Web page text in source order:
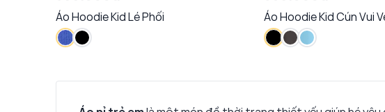
Áo Hoodie Kid Lé Phối Áo Hoodie Kid Cún Vui